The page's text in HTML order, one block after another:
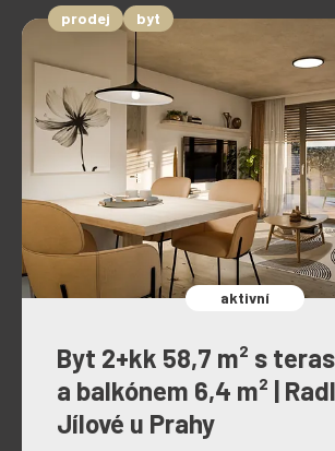
prodej byt
aktivní
Byt 2+kk 58,7 m² s
a balkónem 6,4 m² |
Jílové u Prahy